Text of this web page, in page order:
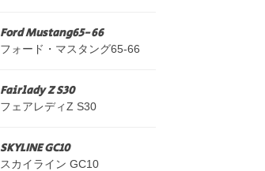
Ford Mustang65-66
フォード・マスタング65-66
Fairlady Z S30
フェアレディZ S30
SKYLINE GC10
スカイライン GC10